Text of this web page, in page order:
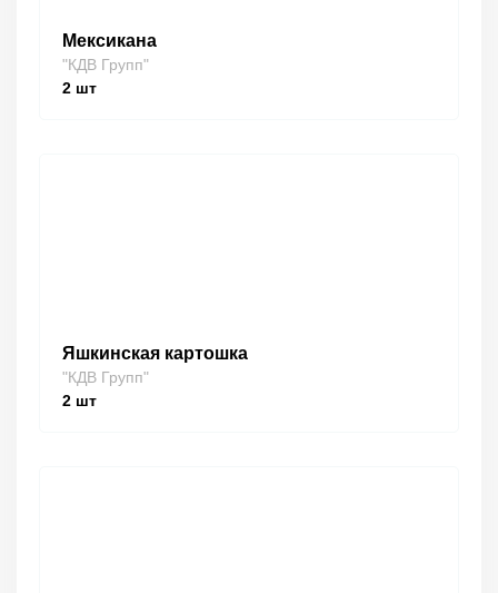
Мексикана
"КДВ Групп"
2 шт
Яшкинская картошка
"КДВ Групп"
2 шт